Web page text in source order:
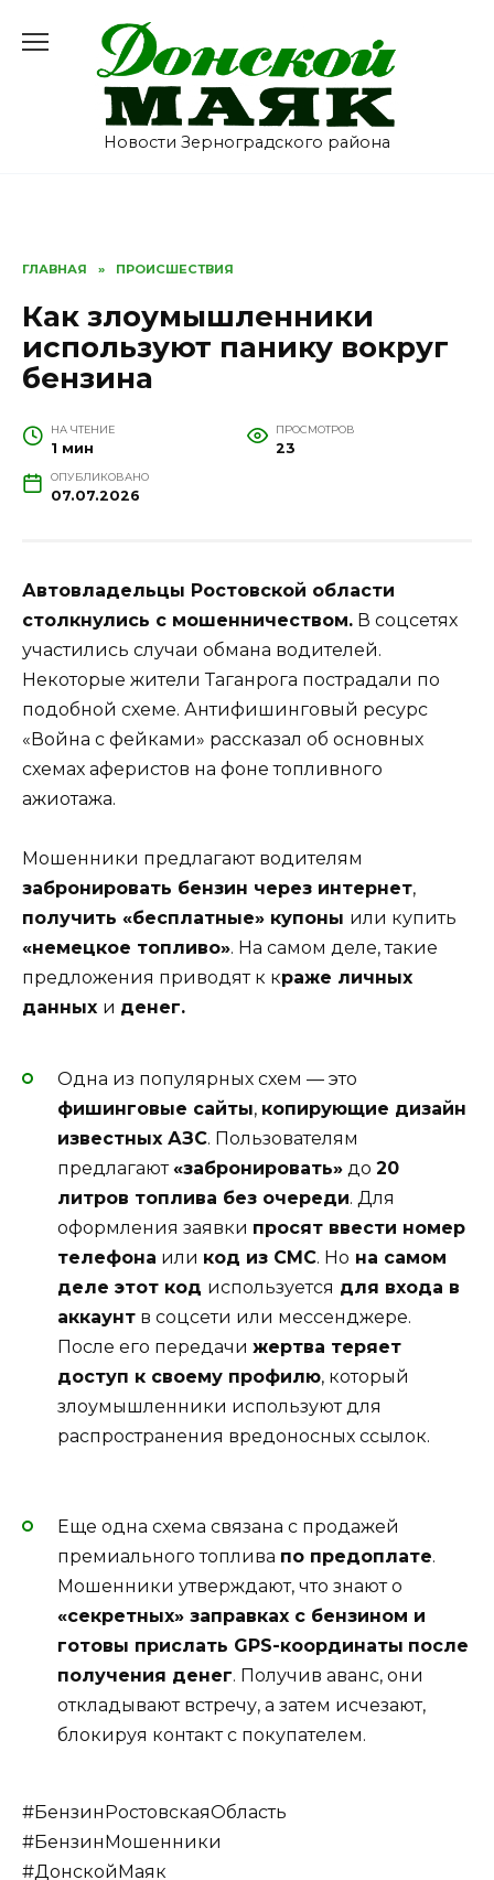
содержанию
Новости Зерноградского района
ГЛАВНАЯ » ПРОИСШЕСТВИЯ
Как злоумышленники
используют панику вокруг
бензина
НА ЧТЕНИЕ
1 мин
ПРОСМОТРОВ
23
ОПУБЛИКОВАНО
07.07.2026
Автовладельцы Ростовской области
столкнулись с мошенничеством. В соцсетях
участились случаи обмана водителей.
Некоторые жители Таганрога пострадали по
подобной схеме. Антифишинговый ресурс
«Война с фейками» рассказал об основных
схемах аферистов на фоне топливного
ажиотажа.
Мошенники предлагают водителям
забронировать бензин через интернет,
получить «бесплатные» купоны или купить
«немецкое топливо». На самом деле, такие
предложения приводят к краже личных
данных и денег.
Одна из популярных схем — это
фишинговые сайты, копирующие дизайн
известных АЗС. Пользователям
предлагают«забронировать» до 20
литров топлива без очереди. Для
оформления заявки просят ввести номер
телефона или код из СМС. Но на самом
деле этот код используется для входа в
аккаунт в соцсети или мессенджере.
После его передачи жертва теряет
доступ к своему профилю, который
злоумышленники используют для
распространения вредоносных ссылок.
Еще одна схема связана с продажей
премиального топлива по предоплате.
Мошенники утверждают, что знают о
«секретных» заправках с бензином и
готовы прислать GPS-координаты после
получения денег. Получив аванс, они
откладывают встречу, а затем исчезают,
блокируя контакт с покупателем.
#БензинРостовскаяОбласть
#БензинМошенники
#ДонскойМаяк